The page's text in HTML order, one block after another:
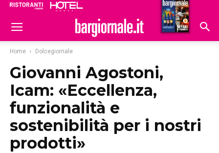
Hoteldomani
Home Dolcegiornale
Giovanni Agostoni,
Icam: «Eccellenza,
funzionalità e
sostenibilità per i nostri
prodotti»